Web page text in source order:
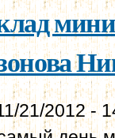
21/2012 -